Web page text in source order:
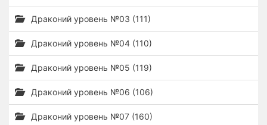
Драконий уровень №03 (111)
Драконий уровень №04 (110)
Драконий уровень №05 (119)
Драконий уровень №06 (106)
Драконий уровень №07 (160)